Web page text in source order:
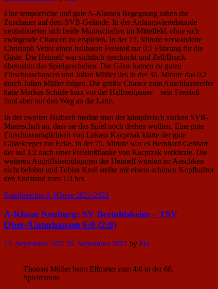
Eine temporeiche und gute A-Klassen Begegnung sahen die
Zuschauer auf dem SVB-Gelände. In der Anfangsviertelstunde
neutralisierten sich beide Mannschaften im Mittelfeld, ohne sich
zwingende Chancen zu erspielen. In der 17. Minute verwandelte
Christoph Vetter einen haltbaren Freistoß zur 0:1 Führung für die
Gäste. Die Heimelf war sichtlich geschockt und Zell/Bruck
übernahm das Spielgeschehen. Die Gäste kamen zu guten
Einschusschancen und Julian Müller lies in der 36. Minute das 0:2
durch Julian Müller folgen. Die größte Chance zum Anschlusstreffer
hatte Markus Schiele kurz vor der Halbzeitpause – sein Freistoß
fand aber nur den Weg an die Latte.
In der zweiten Halbzeit merkte man der kämpferisch starken SVB-
Mannschaft an, dass sie das Spiel noch drehen wollten. Eine gute
Einschussmöglichkeit von Lukasz Kacprzak klärte der gute
Gästekeeper zur Ecke. In der 75. Minute war es Bernhard Gebhart
der auf 1:2 nach einer Freistoßflanke von Kacprzak verkürzte. Die
weiteren Angriffsbemühungen der Heimelf wurden im Anschluss
nicht belohnt und Tobias Kroll stellte mit einem schönen Kopfballtor
den Endstand zum 1:3 her.
Spielberichte A-Klasse 2021/2022
A-Klasse Neuburg: SV Bertoldsheim – TSV
Ober-/Unterhausen 6:0 (2:0)
Posted
13. September 2021 20. September 2021 by Flo
Thomas Müller beim Elfmeter zum 4:0 in der 68.
Spielminute